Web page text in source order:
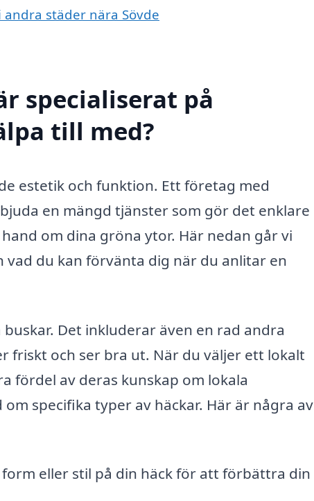
städer nära Sövde
specialiserat på
till med?
estetik och funktion. Ett företag med
en mängd tjänster som gör det enklare
om dina gröna ytor. Här nedan går vi
du kan förvänta dig när du anlitar en
Det inkluderar även en rad andra
friskt och ser bra ut. När du väljer ett lokalt
fördel av deras kunskap om lokala
specifika typer av häckar. Här är några av
form eller stil på din häck för att förbättra din